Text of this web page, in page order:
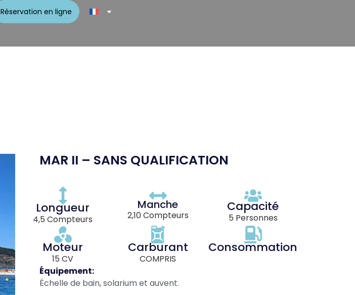
Réservation en ligne
MAR II – SANS QUALIFICATION
Longueur
4,5 Compteurs
Manche
2,10 Compteurs
Capacité
5 Personnes
Moteur
15 CV
Carburant
COMPRIS
Consommation
Équipement:
Échelle de bain, solarium et auvent.